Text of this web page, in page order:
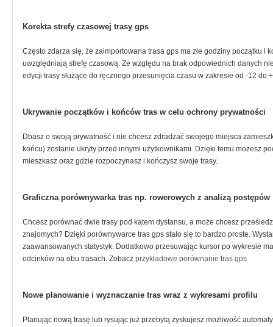
Korekta strefy czasowej trasy gps
Często zdarza się, że zaimportowana trasa gps ma złe godziny początku
uwzględniają strefę czasową. Ze względu na brak odpowiednich danych
edycji trasy służące do ręcznego przesunięcia czasu w zakresie od -12 do
Ukrywanie początków i końców tras w celu ochrony prywatności
Dbasz o swoją prywatność i nie chcesz zdradzać swojego miejsca
końcu) zostanie ukryty przed innymi użytkownikami. Dzięki temu możesz
mieszkasz oraz gdzie rozpoczynasz i kończysz swoje trasy.
Graficzna porównywarka tras np. rowerowych z analizą postępów
Chcesz porównać dwie trasy pod kątem dystansu, a może chcesz
znajomych? Dzięki porównywarce tras gps stało się to bardzo proste.
zaawansowanych statystyk. Dodatkowo przesuwając kursor po wykresie
odcinków na obu trasach. Zobacz przykładowe porównanie tras gps
Nowe planowanie i wyznaczanie tras wraz z wykresami profilu
Planując nową trasę lub rysując już przebytą zyskujesz możliwość